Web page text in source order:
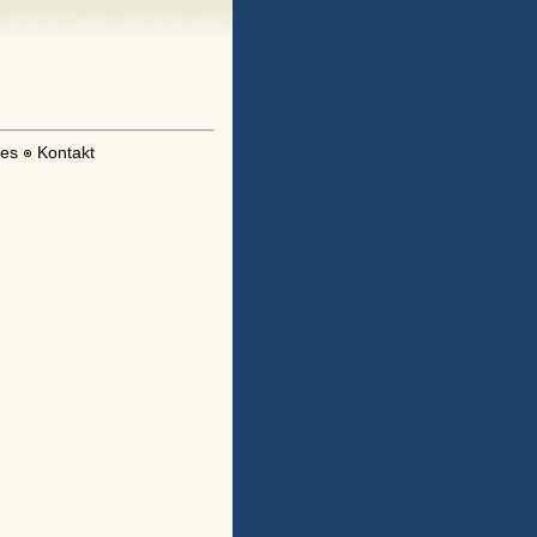
Kontakt